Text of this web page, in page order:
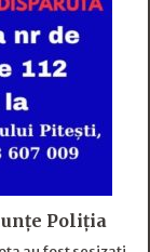
Poliția